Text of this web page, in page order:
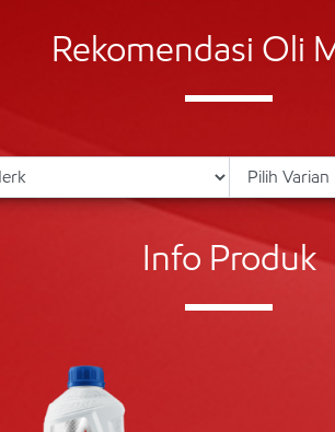
Rekomendasi Oli
Info Produk